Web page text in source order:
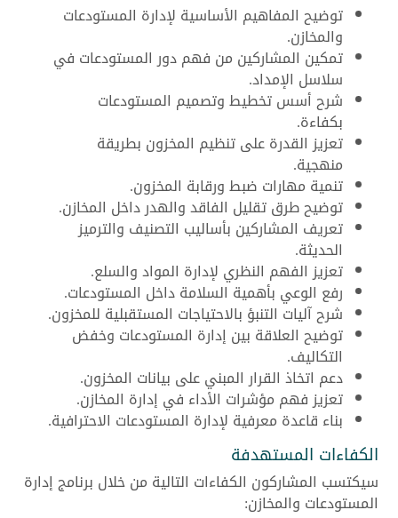
توضيح المفاهيم الأساسية لإدارة المستودعات
والمخازن.
تمكين المشاركين من فهم دور المستودعات في
سلاسل الإمداد.
شرح أسس تخطيط وتصميم المستودعات
بكفاءة.
تعزيز القدرة على تنظيم المخزون بطريقة
منهجية.
تنمية مهارات ضبط ورقابة المخزون.
توضيح طرق تقليل الفاقد والهدر داخل المخازن.
تعريف المشاركين بأساليب التصنيف والترميز
الحديثة.
تعزيز الفهم النظري لإدارة المواد والسلع.
رفع الوعي بأهمية السلامة داخل المستودعات.
شرح آليات التنبؤ بالاحتياجات المستقبلية للمخزون.
توضيح العلاقة بين إدارة المستودعات وخفض
التكاليف.
دعم اتخاذ القرار المبني على بيانات المخزون.
تعزيز فهم مؤشرات الأداء في إدارة المخازن.
بناء قاعدة معرفية لإدارة المستودعات الاحترافية.
الكفاءات المستهدفة
سيكتسب المشاركون الكفاءات التالية من خلال برنامج إدارة
المستودعات والمخازن: